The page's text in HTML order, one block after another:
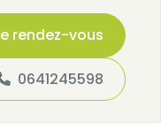
rendez-vous
0641245598